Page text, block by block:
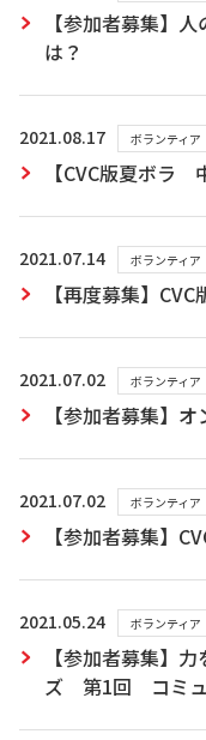
【参加者募集】
は？
2021.08.17 ボランティア
【CVC版夏ボラ
2021.07.14 ボランティア
【再度募集】
2021.07.02 ボランティア
【参加者募集】
2021.07.02 ボランティア
【参加者募集】
2021.05.24 ボランティア
【参加者募集】
ズ 第1回 コミュ